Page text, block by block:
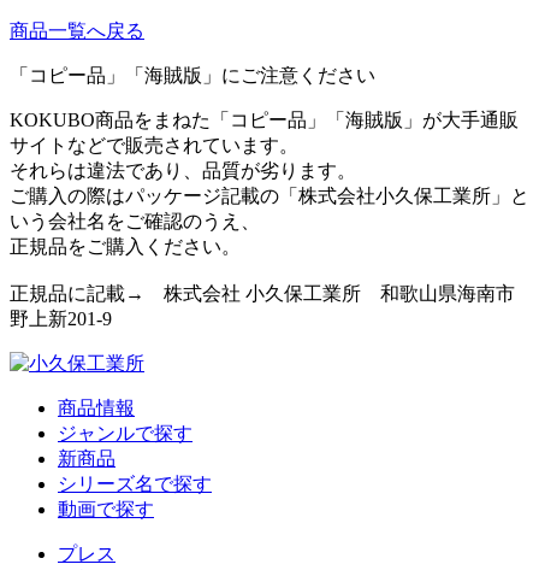
商品一覧へ戻る
「コピー品」「海賊版」にご注意ください
KOKUBO商品をまねた「コピー品」「海賊版」が大手通販
サイトなどで販売されています。
それらは違法であり、品質が劣ります。
ご購入の際はパッケージ記載の「株式会社小久保工業所」と
いう会社名をご確認のうえ、
正規品をご購入ください。
正規品に記載→ 株式会社 小久保工業所 和歌山県海南市
野上新201-9
商品情報
ジャンルで探す
新商品
シリーズ名で探す
動画で探す
プレス